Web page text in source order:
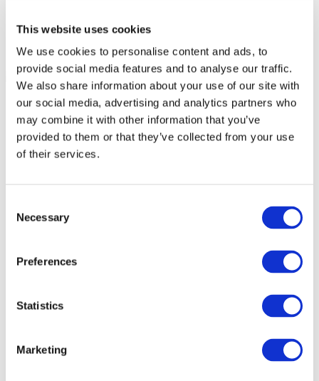
This website uses cookies
We use cookies to personalise content and ads, to
provide social media features and to analyse our traffic.
We also share information about your use of our site with
our social media, advertising and analytics partners who
may combine it with other information that you’ve
provided to them or that they’ve collected from your use
of their services.
Selection
Necessary
Preferences
Statistics
Marketing
Összes